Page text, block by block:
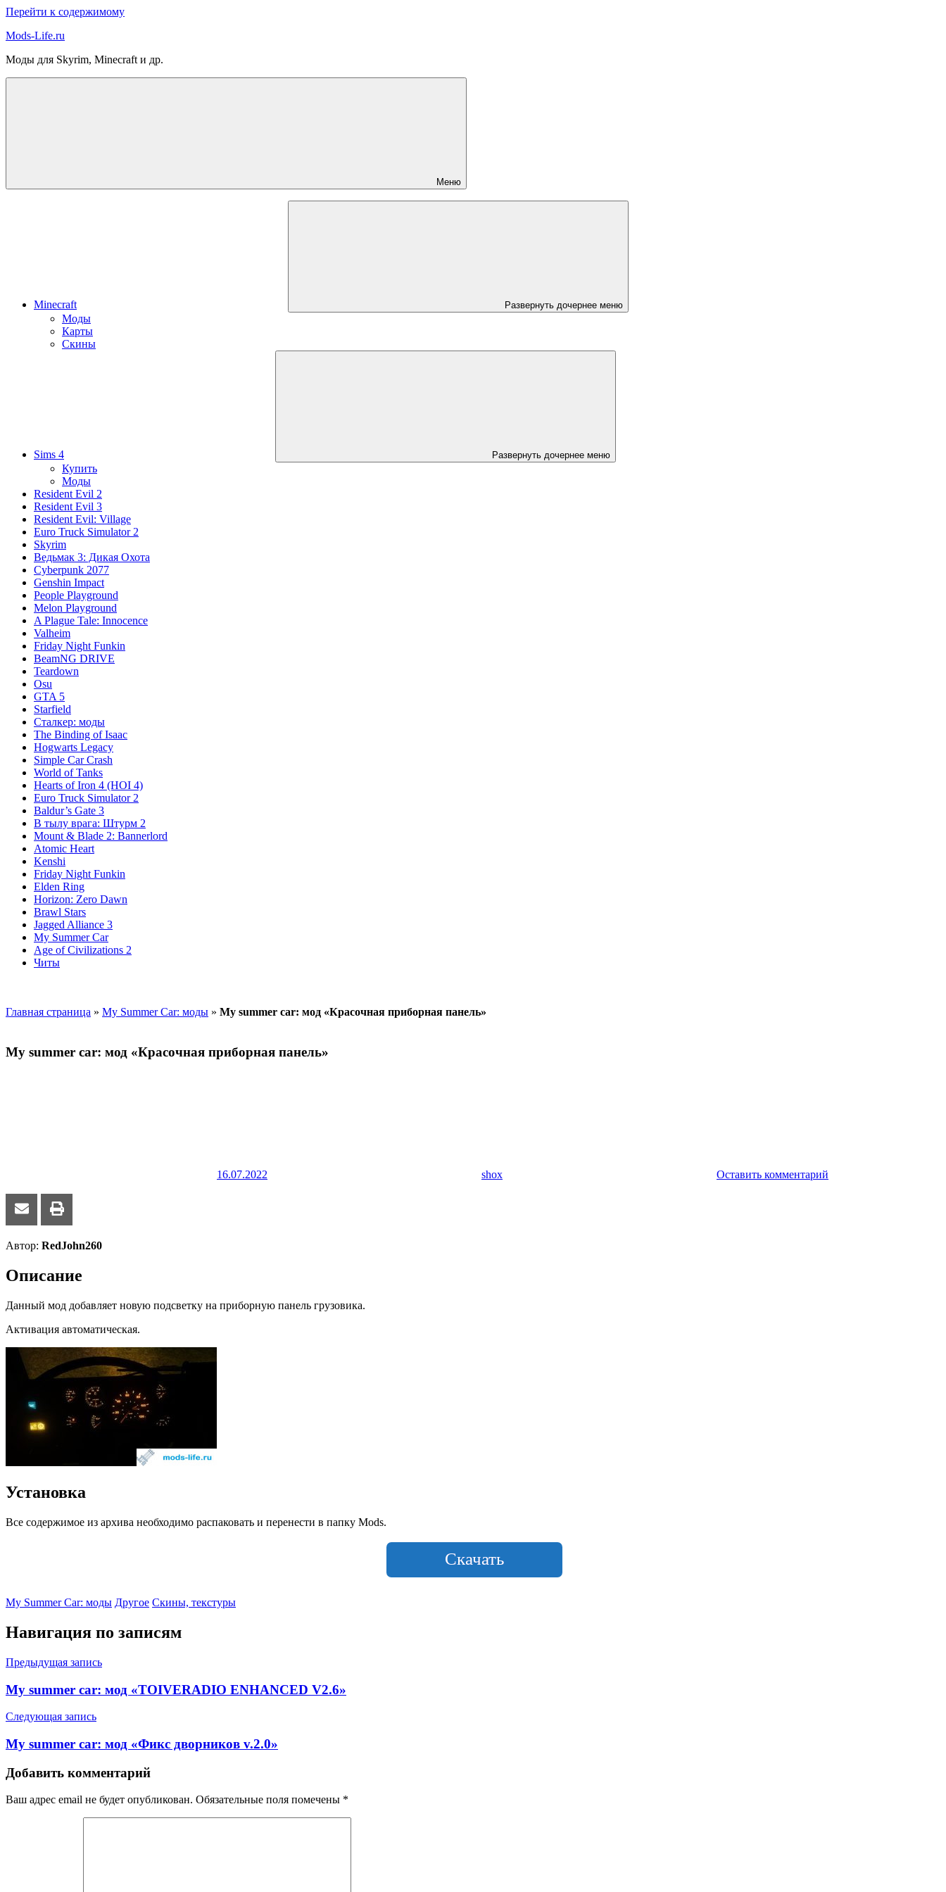
Перейти к содержимому
Mods-Life.ru
Моды для Skyrim, Minecraft и др.
Меню
Minecraft Развернуть дочернее меню
Моды
Карты
Скины
Sims 4 Развернуть дочернее меню
Купить
Моды
Resident Evil 2
Resident Evil 3
Resident Evil: Village
Euro Truck Simulator 2
Skyrim
Ведьмак 3: Дикая Охота
Cyberpunk 2077
Genshin Impact
People Playground
Melon Playground
A Plague Tale: Innocence
Valheim
Friday Night Funkin
BeamNG DRIVE
Teardown
Osu
GTA 5
Starfield
Сталкер: моды
The Binding of Isaac
Hogwarts Legacy
Simple Car Crash
World of Tanks
Hearts of Iron 4 (HOI 4)
Euro Truck Simulator 2
Baldur’s Gate 3
В тылу врага: Штурм 2
Mount & Blade 2: Bannerlord
Atomic Heart
Kenshi
Friday Night Funkin
Elden Ring
Horizon: Zero Dawn
Brawl Stars
Jagged Alliance 3
My Summer Car
Age of Civilizations 2
Читы
Главная страница » My Summer Car: моды » My summer car: мод «Красочная приборная панель»
My summer car: мод «Красочная приборная панель»
16.07.2022 shox Оставить комментарий
Автор: RedJohn260
Описание
Данный мод добавляет новую подсветку на приборную панель грузовика.
Активация автоматическая.
Установка
Все содержимое из архива необходимо распаковать и перенести в папку Mods.
Скачать
My Summer Car: моды Другое Скины, текстуры
Навигация по записям
Предыдущая запись
My summer car: мод «TOIVERADIO ENHANCED V2.6»
Следующая запись
My summer car: мод «Фикс дворников v.2.0»
Добавить комментарий
Ваш адрес email не будет опубликован. Обязательные поля помечены *